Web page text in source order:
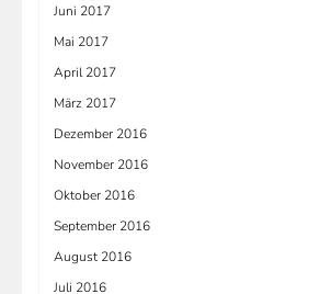
Juni 2017
Mai 2017
April 2017
März 2017
Dezember 2016
November 2016
Oktober 2016
September 2016
August 2016
Juli 2016